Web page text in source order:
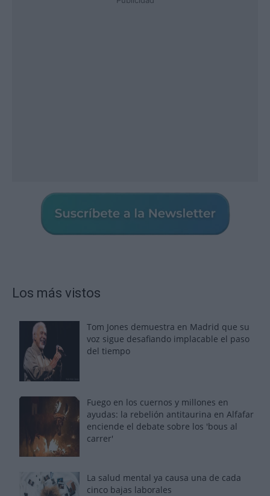
Los más vistos
Tom Jones demuestra en Madrid que su
voz sigue desafiando implacable el paso
del tiempo
Fuego en los cuernos y millones en
ayudas: la rebelión antitaurina en Alfafar
enciende el debate sobre los 'bous al
carrer'
La salud mental ya causa una de cada
cinco bajas laborales